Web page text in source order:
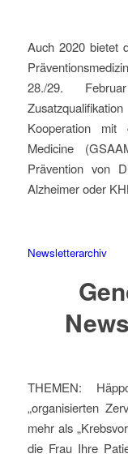
Auch 2020 bietet
28./29.
Kooperation
Medicine
Prävention von
Alzheimer oder
Newsletterarchiv
THEMEN:
„organisierten
mehr als
die Frau Ihre